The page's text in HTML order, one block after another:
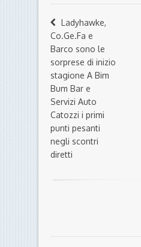
Ladyhawke,
Co.Ge.Fa e
Barco sono le
sorprese di inizio
stagione A Bim
Bum Bar e
Servizi Auto
Catozzi i primi
punti pesanti
negli scontri
diretti